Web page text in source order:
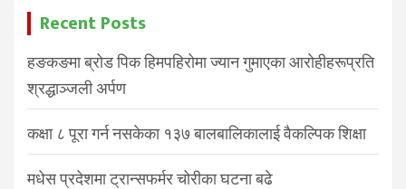
Recent Posts
हङकङमा ब्रोड पिक हिमपहिरोमा ज्यान गुमाएका आरोहीहरूप्रति
श्रद्धाञ्जली अर्पण
कक्षा ८ पूरा गर्न नसकेका १३७ बालबालिकालाई वैकल्पिक शिक्षा
मधेस प्रदेशमा ट्रान्सफर्मर चोरीका घटना बढे